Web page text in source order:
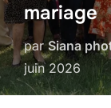
mariage
parSiana
juin 2026